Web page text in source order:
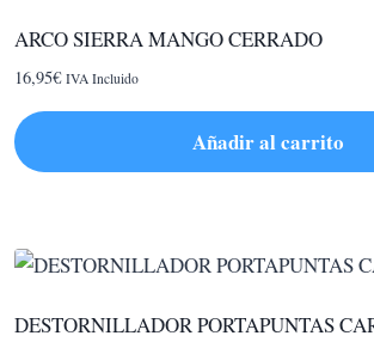
de
producto
ARCO SIERRA MANGO CERRADO
16,95€ IVA Incluido
Añadir al carrito
DESTORNILLADOR PORTAPUNTAS